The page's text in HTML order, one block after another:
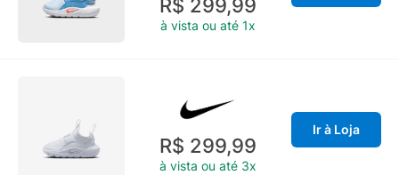
R$ 299,99
à vista ou até 1x
R$ 299,99
à vista ou até 3x
Ir à Loja